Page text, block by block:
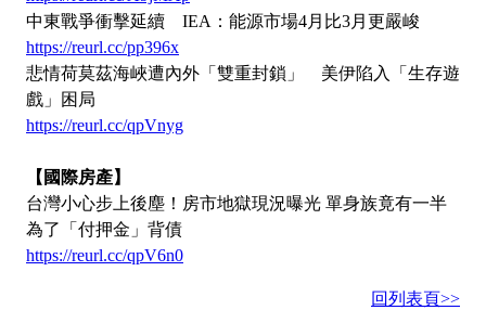
中東戰爭衝擊延續 IEA：能源市場4月比3月更嚴峻
https://reurl.cc/pp396x
悲情荷莫茲海峽遭內外「雙重封鎖」 美伊陷入「生存遊
戲」困局
https://reurl.cc/qpVnyg
【國際房產】
台灣小心步上後塵！房市地獄現況曝光 單身族竟有一半
為了「付押金」背債
https://reurl.cc/qpV6n0
回列表頁>>